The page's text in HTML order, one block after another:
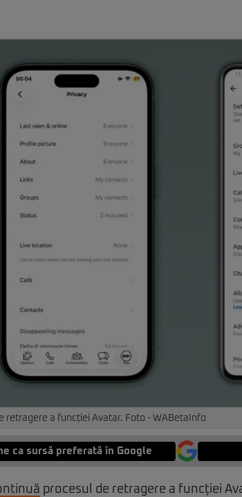
retragere a funcției Avatar. Foto - WABetaInfo
ca sursă preferată în Google
procesul de retragere a funcției